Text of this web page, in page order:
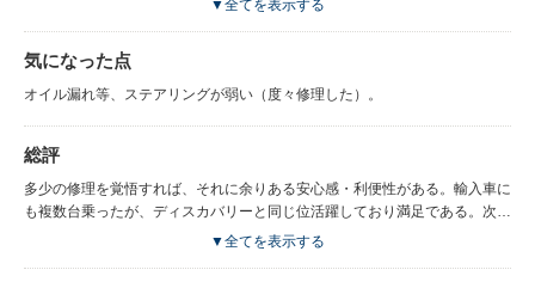
ンガン上るため、ストレス感じない、もちろんノーチェーンで。吹きだまり
が多い山道では４輪にチェーン付けて、スキーに出かけました。
▼全てを表示する
気になった点
オイル漏れ等、ステアリングが弱い（度々修理した）。
総評
多少の修理を覚悟すれば、それに余りある安心感・利便性がある。輸入車に
も複数台乗ったが、ディスカバリーと同じ位活躍しており満足である。次も
同じ車両を購入したいが、70シリーズが廃盤となり残念。新60に期待して
▼全てを表示する